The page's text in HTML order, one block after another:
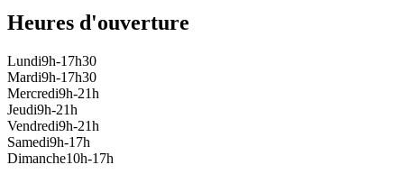
Heures d'ouverture
Lundi9h-17h30
Mardi9h-17h30
Mercredi9h-21h
Jeudi9h-21h
Vendredi9h-21h
Samedi9h-17h
Dimanche10h-17h